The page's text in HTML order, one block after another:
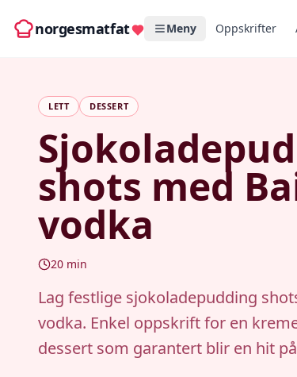
norgesmatfat Meny Oppskrifter
LETT DESSERT
shots med
vodka
20 min
Lag festlige sjokoladepudding
vodka. Enkel oppskrift for en
dessert som garantert blir en hit